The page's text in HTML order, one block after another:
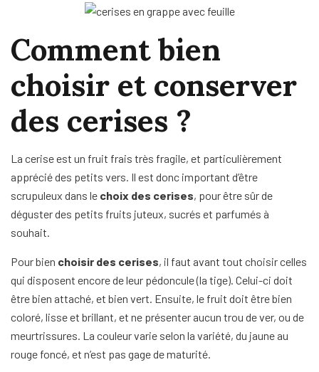
Comment bien
choisir et conserver
des cerises ?
La cerise est un fruit frais très fragile, et particulièrement
apprécié des petits vers. Il est donc important d’être
scrupuleux dans le choix des cerises, pour être sûr de
déguster des petits fruits juteux, sucrés et parfumés à
souhait.
Pour bien choisir des cerises, il faut avant tout choisir celles
qui disposent encore de leur pédoncule (la tige). Celui-ci doit
être bien attaché, et bien vert. Ensuite, le fruit doit être bien
coloré, lisse et brillant, et ne présenter aucun trou de ver, ou de
meurtrissures. La couleur varie selon la variété, du jaune au
rouge foncé, et n’est pas gage de maturité.